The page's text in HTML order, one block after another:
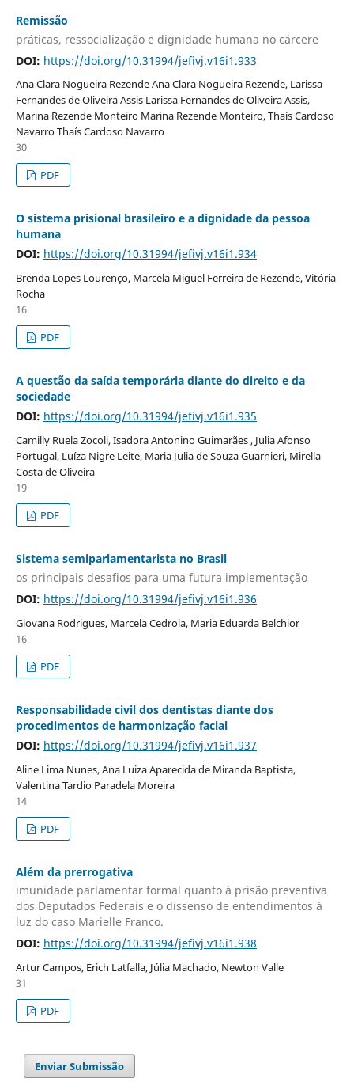
Remissão
práticas, ressocialização e dignidade humana no cárcere
DOI: https://doi.org/10.31994/jefivj.v16i1.933
Ana Clara Nogueira Rezende Ana Clara Nogueira Rezende, Larissa
Fernandes de Oliveira Assis Larissa Fernandes de Oliveira Assis,
Marina Rezende Monteiro Marina Rezende Monteiro, Thaís Cardoso
Navarro Thaís Cardoso Navarro
30
PDF
O sistema prisional brasileiro e a dignidade da pessoa
humana
DOI: https://doi.org/10.31994/jefivj.v16i1.934
Brenda Lopes Lourenço, Marcela Miguel Ferreira de Rezende, Vitória
Rocha
16
PDF
A questão da saída temporária diante do direito e da
sociedade
DOI: https://doi.org/10.31994/jefivj.v16i1.935
Camilly Ruela Zocoli, Isadora Antonino Guimarães , Julia Afonso
Portugal, Luíza Nigre Leite, Maria Julia de Souza Guarnieri, Mirella
Costa de Oliveira
19
PDF
Sistema semiparlamentarista no Brasil
os principais desafios para uma futura implementação
DOI: https://doi.org/10.31994/jefivj.v16i1.936
Giovana Rodrigues, Marcela Cedrola, Maria Eduarda Belchior
16
PDF
Responsabilidade civil dos dentistas diante dos
procedimentos de harmonização facial
DOI: https://doi.org/10.31994/jefivj.v16i1.937
Aline Lima Nunes, Ana Luiza Aparecida de Miranda Baptista,
Valentina Tardio Paradela Moreira
14
PDF
Além da prerrogativa
imunidade parlamentar formal quanto à prisão preventiva
dos Deputados Federais e o dissenso de entendimentos à
luz do caso Marielle Franco.
DOI: https://doi.org/10.31994/jefivj.v16i1.938
Artur Campos, Erich Latfalla, Júlia Machado, Newton Valle
31
PDF
Enviar Submissão